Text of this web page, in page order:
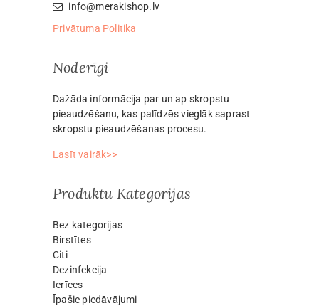
info@merakishop.lv
Privātuma Politika
Noderīgi
Dažāda informācija par un ap skropstu
pieaudzēšanu, kas palīdzēs vieglāk saprast
skropstu pieaudzēšanas procesu.
Lasīt vairāk>>
Produktu Kategorijas
Bez kategorijas
Birstītes
Citi
Dezinfekcija
Ierīces
Īpašie piedāvājumi